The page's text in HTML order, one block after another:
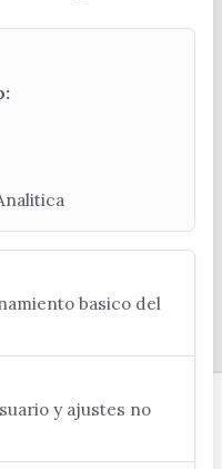
TURISMO
- Torre del Mar
, Preferencias , Analitica
basico del
y ajustes no